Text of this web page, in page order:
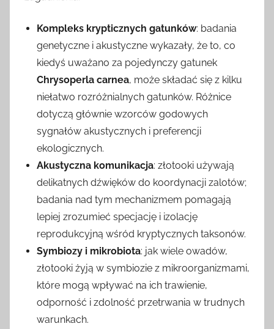
Kompleks krypticznych gatunków: badania
genetyczne i akustyczne wykazały, że to, co
kiedyś uważano za pojedynczy gatunek
Chrysoperla carnea, może składać się z kilku
niełatwo rozróżnialnych gatunków. Różnice
dotyczą głównie wzorców godowych
sygnałów akustycznych i preferencji
ekologicznych.
Akustyczna komunikacja: złotooki używają
delikatnych dźwięków do koordynacji zalotów;
badania nad tym mechanizmem pomagają
lepiej zrozumieć specjację i izolację
reprodukcyjną wśród kryptycznych taksonów.
Symbiozy i mikrobiota: jak wiele owadów,
złotooki żyją w symbiozie z mikroorganizmami,
które mogą wpływać na ich trawienie,
odporność i zdolność przetrwania w trudnych
warunkach.